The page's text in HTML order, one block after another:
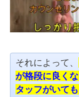
それによって、
が格段に良く
タッフがいて